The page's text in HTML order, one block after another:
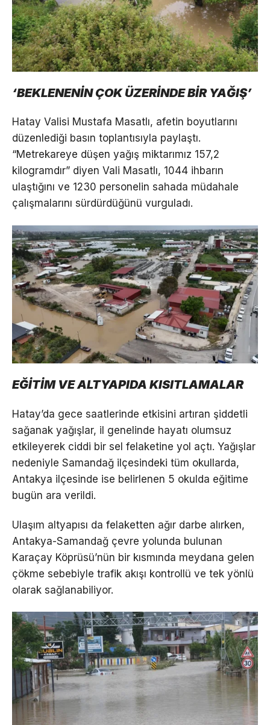
‘BEKLENENİN ÇOK ÜZERİNDE BİR YAĞIŞ’
Hatay Valisi Mustafa Masatlı, afetin boyutlarını
düzenlediği basın toplantısıyla paylaştı.
“Metrekareye düşen yağış miktarımız 157,2
kilogramdır” diyen Vali Masatlı, 1044 ihbarın
ulaştığını ve 1230 personelin sahada müdahale
çalışmalarını sürdürdüğünü vurguladı.
EĞİTİM VE ALTYAPIDA KISITLAMALAR
Hatay’da gece saatlerinde etkisini artıran şiddetli
sağanak yağışlar, il genelinde hayatı olumsuz
etkileyerek ciddi bir sel felaketine yol açtı. Yağışlar
nedeniyle Samandağ ilçesindeki tüm okullarda,
Antakya ilçesinde ise belirlenen 5 okulda eğitime
bugün ara verildi.
Ulaşım altyapısı da felaketten ağır darbe alırken,
Antakya-Samandağ çevre yolunda bulunan
Karaçay Köprüsü’nün bir kısmında meydana gelen
çökme sebebiyle trafik akışı kontrollü ve tek yönlü
olarak sağlanabiliyor.